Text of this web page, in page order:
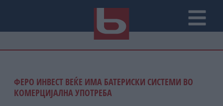
ФЕРО ИНВЕСТ ВЕЌЕ ИМА БАТЕРИСКИ СИСТЕМИ ВО
КОМЕРЦИЈАЛНА УПОТРЕБА